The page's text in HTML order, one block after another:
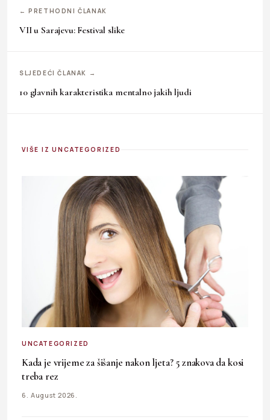
← PRETHODNI ČLANAK
VII u Sarajevu: Festival slike
SLJEDEĆI ČLANAK →
10 glavnih karakteristika mentalno jakih ljudi
VIŠE IZ UNCATEGORIZED
UNCATEGORIZED
Kada je vrijeme za šišanje nakon ljeta? 5 znakova da kosi
treba rez
6. August 2026.